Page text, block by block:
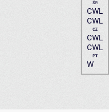
ŚR
CWL
CWL
CZ
CWL
CWL
PT
W